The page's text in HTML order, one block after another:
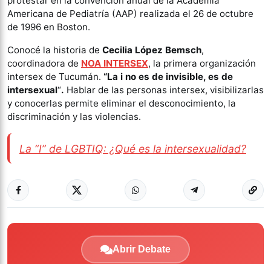
Americana de Pediatría (AAP) realizada el 26 de octubre
de 1996 en Boston.
Conocé la historia de Cecilia López Bemsch,
coordinadora de NOA INTERSEX, la primera organización
intersex de Tucumán. “La i no es de invisible, es de
intersexual“. Hablar de las personas intersex, visibilizarlas
y conocerlas permite eliminar el desconocimiento, la
discriminación y las violencias.
La “I” de LGBTIQ: ¿Qué es la intersexualidad?
Abrir Debate